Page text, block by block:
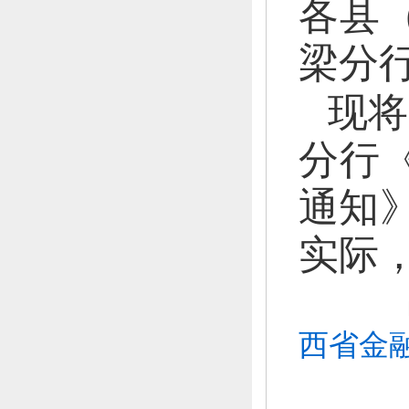
各县
梁分
现
分行
通知
实际
西省金